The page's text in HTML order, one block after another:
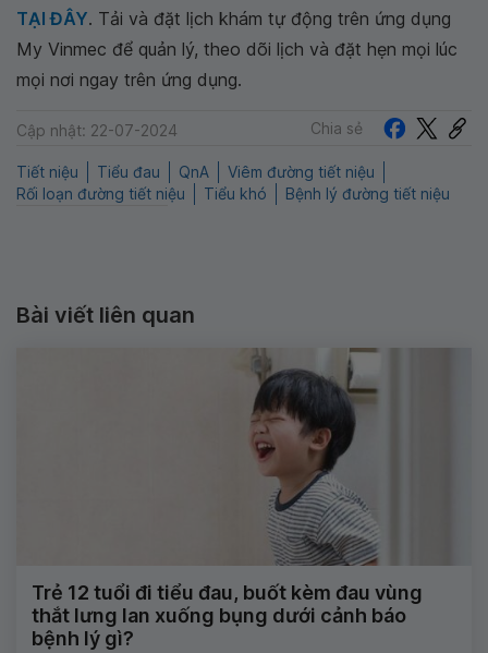
TẠI ĐÂY. Tải và đặt lịch khám tự động trên ứng dụng
My Vinmec để quản lý, theo dõi lịch và đặt hẹn mọi lúc
mọi nơi ngay trên ứng dụng.
Cập nhật: 22-07-2024 Chia sẻ
Tiết niệu Tiểu đau QnA
Viêm đường tiết niệu
Rối loạn đường tiết niệu
Tiểu khó Bệnh lý đường tiết niệu
Bài viết liên quan
Trẻ 12 tuổi đi tiểu đau, buốt kèm đau vùng
thắt lưng lan xuống bụng dưới cảnh báo
bệnh lý gì?